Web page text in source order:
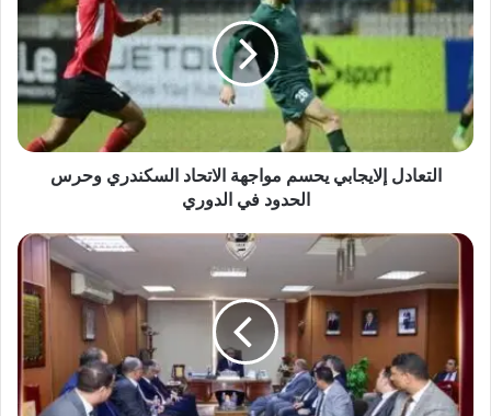
يحسم
مواجهة
الاتحاد
السكندري
وحرس
الحدود
في
الدوريالتعادل إلايجابي يحسم مواجهة الاتحاد السكندري وحرس
الحدود في الدوري
نقيب
يبحث
تطوير
النقابة
مع
محافظي